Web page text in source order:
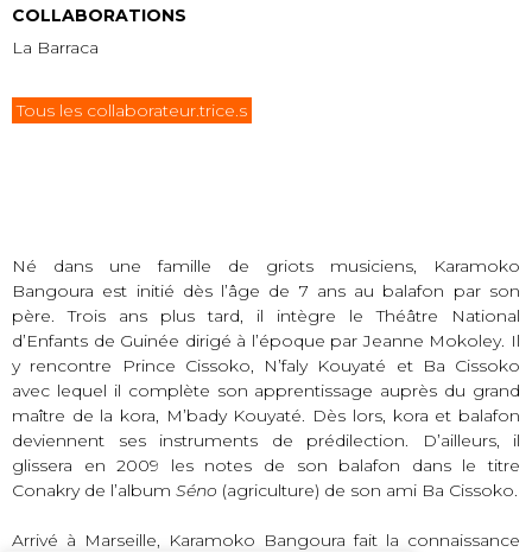
COLLABORATIONS
La Barraca
Tous les collaborateur.trice.s
Né dans une famille de griots musiciens, Karamoko
Bangoura est initié dès l’âge de 7 ans au balafon par son
père. Trois ans plus tard, il intègre le Théâtre National
d’Enfants de Guinée dirigé à l’époque par Jeanne Mokoley. Il
y rencontre Prince Cissoko, N’faly Kouyaté et Ba Cissoko
avec lequel il complète son apprentissage auprès du grand
maître de la kora, M’bady Kouyaté. Dès lors, kora et balafon
deviennent ses instruments de prédilection. D’ailleurs, il
glissera en 2009 les notes de son balafon dans le titre
Conakry de l’album Séno (agriculture) de son ami Ba Cissoko.
Arrivé à Marseille, Karamoko Bangoura fait la connaissance